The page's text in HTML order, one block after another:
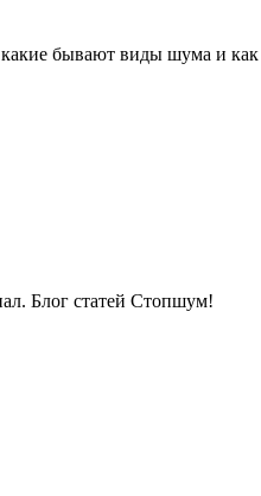
какие бывают виды шума и
Блог статей Стопшум!